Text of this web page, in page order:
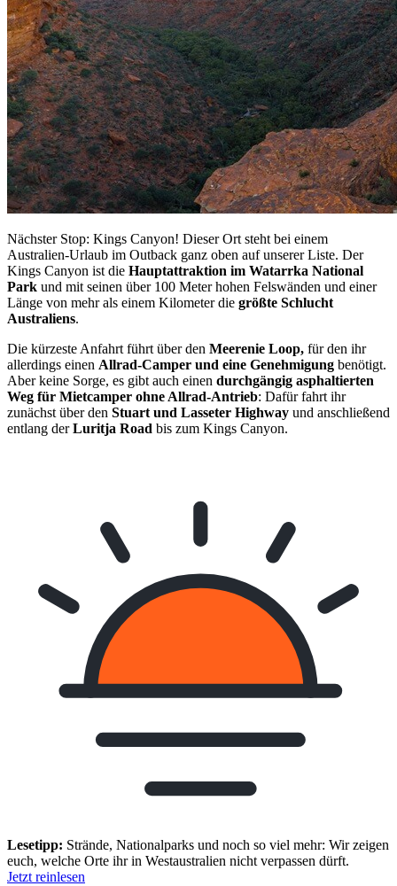
Nächster Stop: Kings Canyon! Dieser Ort steht bei einem
Australien-Urlaub im Outback ganz oben auf unserer Liste. Der
Kings Canyon ist die Hauptattraktion im Watarrka National
Park und mit seinen über 100 Meter hohen Felswänden und einer
Länge von mehr als einem Kilometer die größte Schlucht
Australiens.
Die kürzeste Anfahrt führt über den Meerenie Loop, für den ihr
allerdings einen Allrad-Camper und eine Genehmigung benötigt.
Aber keine Sorge, es gibt auch einen durchgängig asphaltierten
Weg für Mietcamper ohne Allrad-Antrieb: Dafür fahrt ihr
zunächst über den Stuart und Lasseter Highway und anschließend
entlang derLuritja Road bis zum Kings Canyon.
Lesetipp: Strände, Nationalparks und noch so viel mehr: Wir zeigen
euch, welche Orte ihr in Westaustralien nicht verpassen dürft.
Jetzt reinlesen